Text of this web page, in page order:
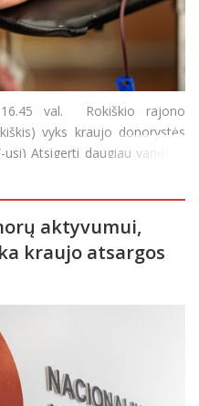
val. Rokiškio rajono
vyks kraujo donorystės
Atsigerti daugiau vandens
– 13:45–14:15
aktyvumui,
kraujo atsargos